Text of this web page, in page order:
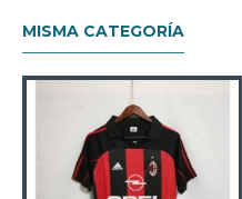
MISMA CATEGORÍA